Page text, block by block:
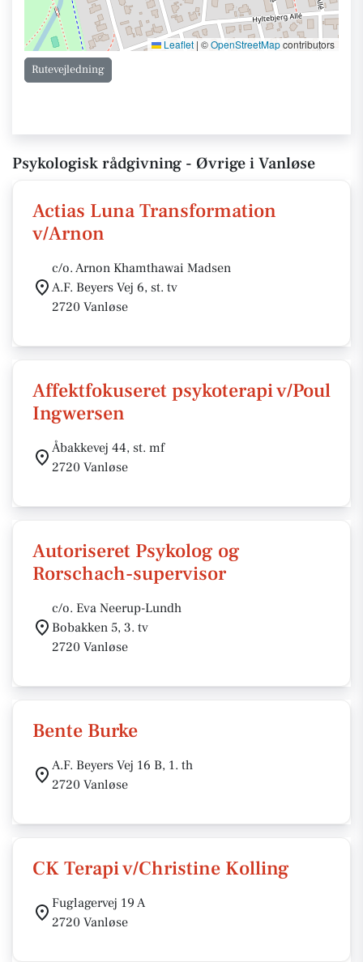
Leaflet | ©OpenStreetMapcontributors
Rutevejledning
Psykologisk rådgivning - Øvrige i Vanløse
Actias Luna Transformation
v/Arnon
c/o. Arnon Khamthawai Madsen
A.F. Beyers Vej 6, st. tv
2720 Vanløse
Affektfokuseret psykoterapi v/Poul
Ingwersen
Åbakkevej 44, st. mf
2720 Vanløse
Autoriseret Psykolog og
Rorschach-supervisor
c/o. Eva Neerup-Lundh
Bobakken 5, 3. tv
2720 Vanløse
Bente Burke
A.F. Beyers Vej 16 B, 1. th
2720 Vanløse
CK Terapi v/Christine Kolling
Fuglagervej 19 A
2720 Vanløse